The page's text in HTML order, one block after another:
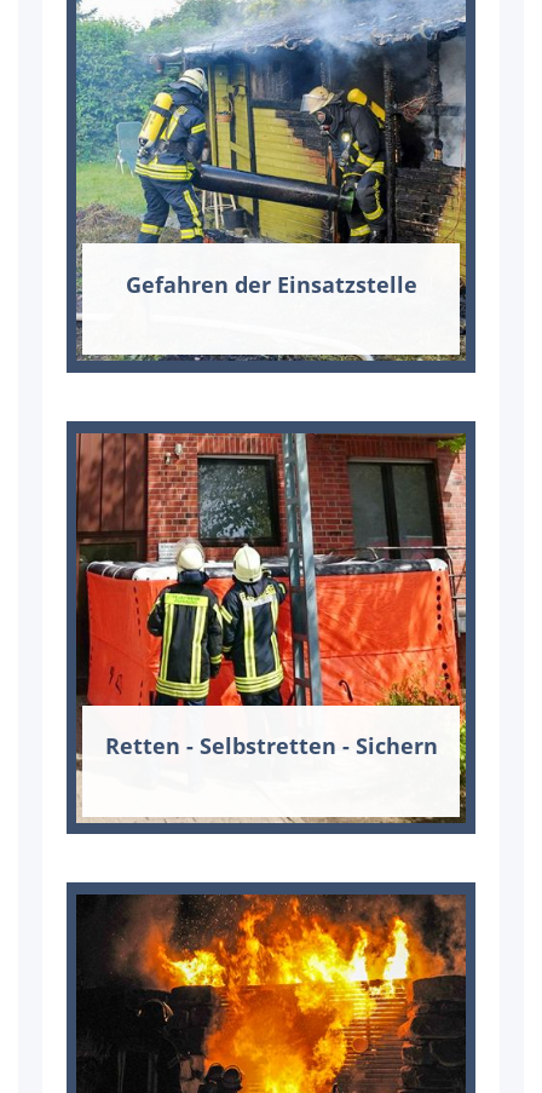
Ge­fah­ren der Ein­satz­stel­le
Ret­ten - Selbst­ret­ten - Si­chern